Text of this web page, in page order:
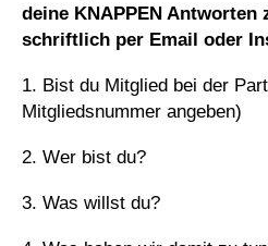
deine KNAPPEN Antworten
schriftlich per Email oder
1. Bist du Mitglied bei der
Mitgliedsnummer angeben)
2. Wer bist du?
3. Was willst du?